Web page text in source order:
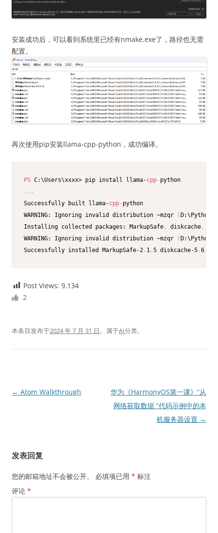
安装成功后，可以看到系统里已经有nmake.exe了，路径也无需
配置。
再次使用pip安装llama-cpp-python，成功编译。
PS C:\Users\xxxx> pip install llama-cpp-
. . .
Successfully built llama-cpp-python
WARNING: Ignoring invalid distribution ~mzqr
(
Installing collected packages: MarkupSafe , diskcache ,
WARNING: Ignoring invalid distribution ~mzqr
(
Successfully installed MarkupSafe-2 . 1 .5 diskcache-5 .6
Post Views: 9,134
2
本条目发布于2024 年 7 月 31 日。属于AI分类。
文
← Atom Walkthrough
华为《HarmonyOS第一课》“从
网络获取数据 ”代码示例中的本
机服务器设置 →
发表回复
您的邮箱地址不会被公开。 必填项已用 * 标注
评论 *